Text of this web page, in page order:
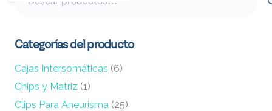
Categorías del producto
Cajas Intersomáticas (6)
Chips y Matriz (1)
Clips Para Aneurisma (25)